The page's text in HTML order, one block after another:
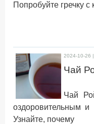
Попробуйте гречку
2024-10-26 |
Чай
Чай
оздоровительным
Узнайте, почему